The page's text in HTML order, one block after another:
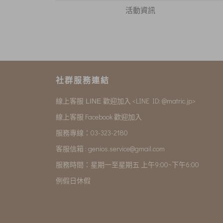
活動資訊
社群服務連結
線上客服 LINE 歡迎加入 <LINE ID: @matric.jp>
線上客服 Facebook 歡迎加入
服務專線：03-323-2180
客服信箱 : genios.service@gmail.com
服務時間：星期一至星期五 上午9:00~下午6:00
例假日休假